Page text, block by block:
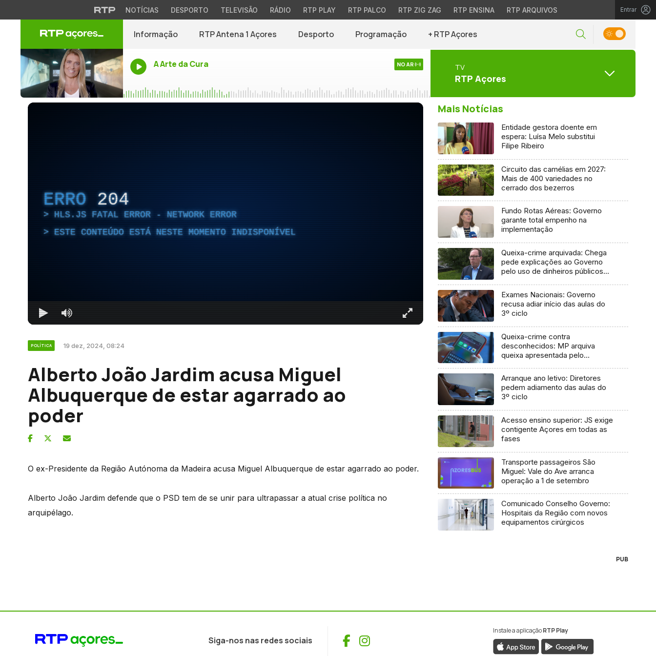
NOTÍCIAS DESPORTO TELEVISÃO RÁDIO RTP PLAY RTP PALCO RTP ZIG ZAG RTP ENSINA RTP ARQUIVOS Entrar
Informação RTP Antena 1 Açores Desporto Programação + RTP Açores
A Arte da Cura NO AR TV
RTP Açores
ERRO 204
HLS.JS FATAL ERROR - NETWORK ERROR
ESTE CONTEÚDO ESTÁ NESTE MOMENTO INDISPONÍVEL
POLÍTICA 19 dez, 2024, 08:24
Alberto João Jardim acusa Miguel
Albuquerque de estar agarrado ao
poder
O ex-Presidente da Região Autónoma da Madeira acusa Miguel Albuquerque de estar agarrado ao poder.
Alberto João Jardim defende que o PSD tem de se unir para ultrapassar a atual crise política no
arquipélago.
Mais Notícias
Entidade gestora doente em
espera: Luísa Melo substitui
Filipe Ribeiro
Circuito das camélias em 2027:
Mais de 400 variedades no
cerrado dos bezerros
Fundo Rotas Aéreas: Governo
garante total empenho na
implementação
Queixa-crime arquivada: Chega
pede explicações ao Governo
pelo uso de dinheiros públicos
Exames Nacionais: Governo
recusa adiar início das aulas do
3º ciclo
Queixa-crime contra
desconhecidos: MP arquiva
queixa apresentada pelo
Arranque ano letivo: Diretores
pedem adiamento das aulas do
3º ciclo
Acesso ensino superior: JS exige
contigente Açores em todas as
fases
Transporte passageiros São
Miguel: Vale do Ave arranca
operação a 1 de setembro
Comunicado Conselho Governo:
Hospitais da Região com novos
equipamentos cirúrgicos
PUB
Siga-nos nas redes sociais Facebook
Instagram
Instale a aplicaçãoRTP Play